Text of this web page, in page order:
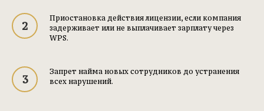
Приостановка действия лицензии, если компания
задерживает или не выплачивает зарплату через
WPS.
Запрет найма новых сотрудников до устранения
всех нарушений.